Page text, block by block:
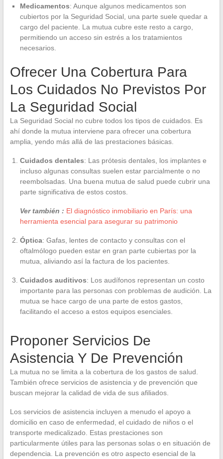
Medicamentos: Aunque algunos medicamentos son
cubiertos por la Seguridad Social, una parte suele quedar a
cargo del paciente. La mutua cubre este resto a cargo,
permitiendo un acceso sin estrés a los tratamientos
necesarios.
Ofrecer Una Cobertura Para
Los Cuidados No Previstos Por
La Seguridad Social
La Seguridad Social no cubre todos los tipos de cuidados. Es
ahí donde la mutua interviene para ofrecer una cobertura
amplia, yendo más allá de las prestaciones básicas.
Cuidados dentales: Las prótesis dentales, los implantes e
incluso algunas consultas suelen estar parcialmente o no
reembolsadas. Una buena mutua de salud puede cubrir una
parte significativa de estos costos.
Ver también : El diagnóstico inmobiliario en París: una
herramienta esencial para asegurar su patrimonio
Óptica: Gafas, lentes de contacto y consultas con el
oftalmólogo pueden estar en gran parte cubiertas por la
mutua, aliviando así la factura de los pacientes.
Cuidados auditivos: Los audífonos representan un costo
importante para las personas con problemas de audición. La
mutua se hace cargo de una parte de estos gastos,
facilitando el acceso a estos equipos esenciales.
Proponer Servicios De
Asistencia Y De Prevención
La mutua no se limita a la cobertura de los gastos de salud.
También ofrece servicios de asistencia y de prevención que
buscan mejorar la calidad de vida de sus afiliados.
Los servicios de asistencia incluyen a menudo el apoyo a
domicilio en caso de enfermedad, el cuidado de niños o el
transporte medicalizado. Estas prestaciones son
particularmente útiles para las personas solas o en situación de
dependencia. La prevención es otro aspecto esencial de la